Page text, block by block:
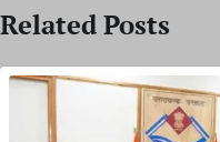
Related Posts